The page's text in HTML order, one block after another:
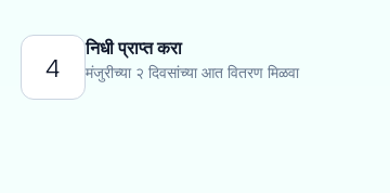
4
निधी प्राप्त करा
मंजुरीच्या २ दिवसांच्या आत वितरण मिळवा